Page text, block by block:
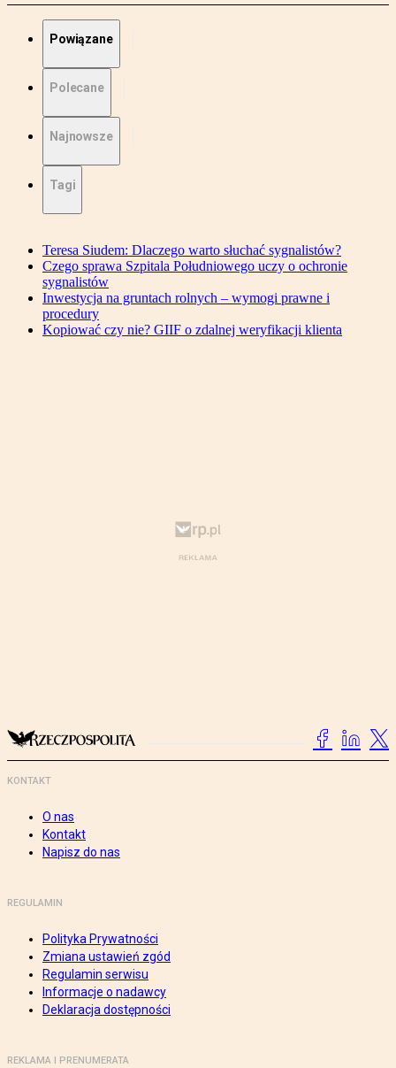
Powiązane
Polecane
Najnowsze
Tagi
Teresa Siudem: Dlaczego warto słuchać sygnalistów?
Czego sprawa Szpitala Południowego uczy o ochronie
sygnalistów
Inwestycja na gruntach rolnych – wymogi prawne i
procedury
Kopiować czy nie? GIIF o zdalnej weryfikacji klienta
KONTAKT
O nas
Kontakt
Napisz do nas
REGULAMIN
Polityka Prywatności
Zmiana ustawień zgód
Regulamin serwisu
Informacje o nadawcy
Deklaracja dostępności
REKLAMA I PRENUMERATA